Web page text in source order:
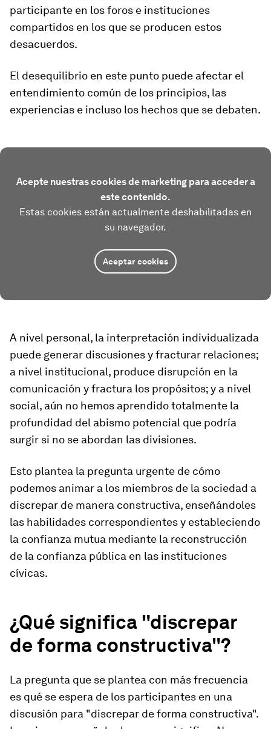
participante en los foros e instituciones
compartidos en los que se producen estos
desacuerdos.
El desequilibrio en este punto puede afectar el
entendimiento común de los principios, las
experiencias e incluso los hechos que se debaten.
Acepte nuestras cookies de marketing para acceder a
este contenido.
Estas cookies están actualmente deshabilitadas en
su navegador.
Aceptar cookies
A nivel personal, la interpretación individualizada
puede generar discusiones y fracturar relaciones;
a nivel institucional, produce disrupción en la
comunicación y fractura los propósitos; y a nivel
social, aún no hemos aprendido totalmente la
profundidad del abismo potencial que podría
surgir si no se abordan las divisiones.
Esto plantea la pregunta urgente de cómo
podemos animar a los miembros de la sociedad a
discrepar de manera constructiva, enseñándoles
las habilidades correspondientes y estableciendo
la confianza mutua mediante la reconstrucción
de la confianza pública en las instituciones
cívicas.
¿Qué significa "discrepar
de forma constructiva"?
La pregunta que se plantea con más frecuencia
es qué se espera de los participantes en una
discusión para "discrepar de forma constructiva".